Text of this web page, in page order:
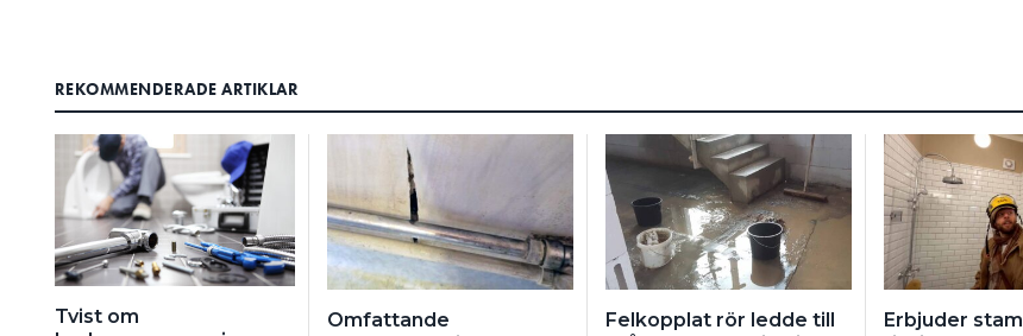
REKOMMENDERADE ARTIKLAR
Tvist om
Omfattande
Felkopplat rör ledde till
Erbjuder